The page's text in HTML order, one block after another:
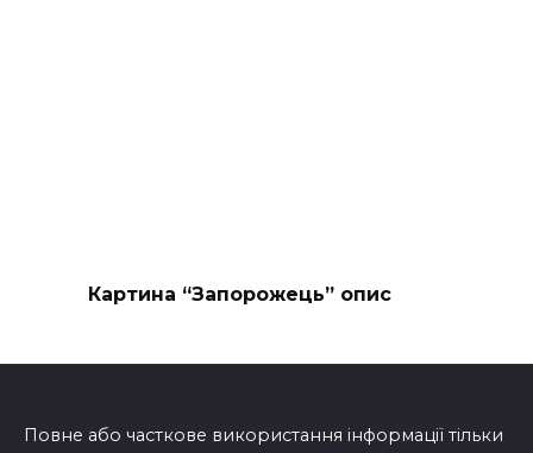
Картина “Запорожець” опис
Повне або часткове використання інформації тільки